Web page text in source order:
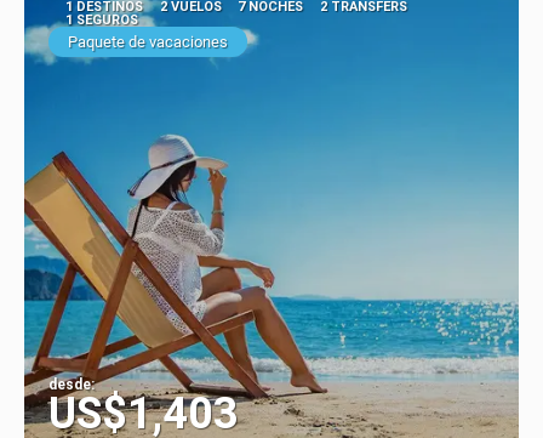
1 DESTINOS 2 VUELOS 7 NOCHES
2 TRANSFERS
1 SEGUROS
Paquete de vacaciones
desde:
US$1,403